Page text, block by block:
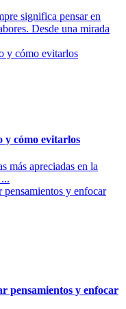
significa pensar en
Desde una mirada
y cómo evitarlos
más apreciadas en la
pensamientos y enfocar